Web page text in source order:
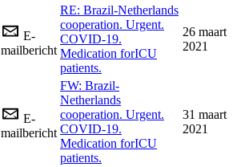
E-
mailbericht
RE: Brazil-Netherlands
cooperation. Urgent.
COVID-19.
Medication forICU
patients.
26 maart
2021
E-
mailbericht
FW: Brazil-
Netherlands
cooperation. Urgent.
COVID-19.
Medication forICU
patients.
31 maart
2021